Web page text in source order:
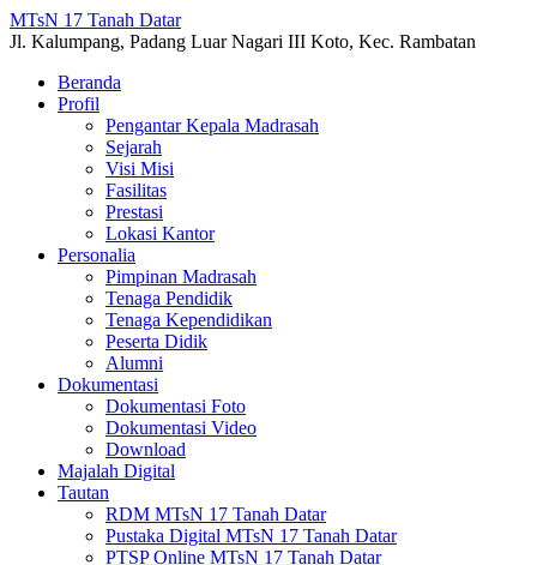
MTsN 17 Tanah Datar
Jl. Kalumpang, Padang Luar Nagari III Koto, Kec. Rambatan
Beranda
Profil
Pengantar Kepala Madrasah
Sejarah
Visi Misi
Fasilitas
Prestasi
Lokasi Kantor
Personalia
Pimpinan Madrasah
Tenaga Pendidik
Tenaga Kependidikan
Peserta Didik
Alumni
Dokumentasi
Dokumentasi Foto
Dokumentasi Video
Download
Majalah Digital
Tautan
RDM MTsN 17 Tanah Datar
Pustaka Digital MTsN 17 Tanah Datar
PTSP Online MTsN 17 Tanah Datar